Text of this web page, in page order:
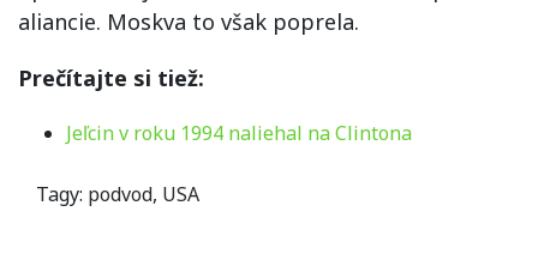
aliancie. Moskva to však poprela.
Prečítajte si tiež:
Jeľcin v roku 1994 naliehal na Clintona
Tagy: podvod, USA